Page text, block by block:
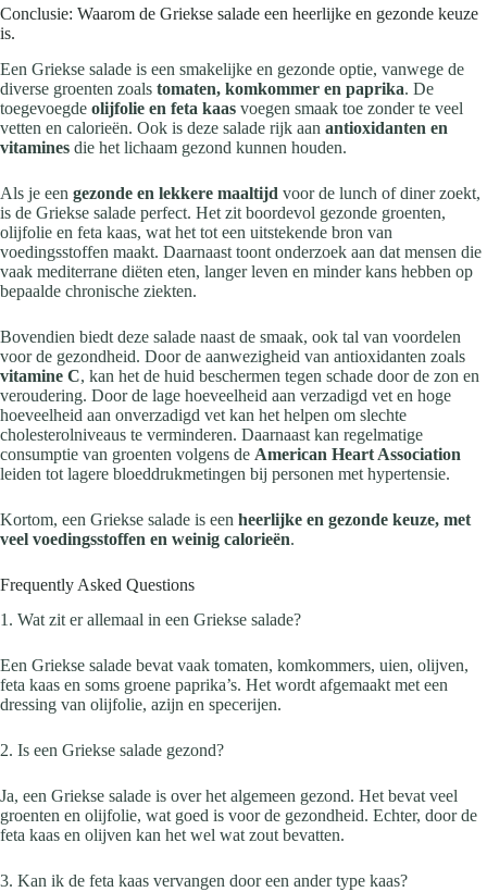
Conclusie: Waarom de Griekse salade een heerlijke en gezonde keuze
is.
Een Griekse salade is een smakelijke en gezonde optie, vanwege de
diverse groenten zoals tomaten, komkommer en paprika. De
toegevoegde olijfolie en feta kaas voegen smaak toe zonder te veel
vetten en calorieën. Ook is deze salade rijk aan antioxidanten en
vitamines die het lichaam gezond kunnen houden.
Als je een gezonde en lekkere maaltijd voor de lunch of diner zoekt,
is de Griekse salade perfect. Het zit boordevol gezonde groenten,
olijfolie en feta kaas, wat het tot een uitstekende bron van
voedingsstoffen maakt. Daarnaast toont onderzoek aan dat mensen die
vaak mediterrane diëten eten, langer leven en minder kans hebben op
bepaalde chronische ziekten.
Bovendien biedt deze salade naast de smaak, ook tal van voordelen
voor de gezondheid. Door de aanwezigheid van antioxidanten zoals
vitamine C, kan het de huid beschermen tegen schade door de zon en
veroudering. Door de lage hoeveelheid aan verzadigd vet en hoge
hoeveelheid aan onverzadigd vet kan het helpen om slechte
cholesterolniveaus te verminderen. Daarnaast kan regelmatige
consumptie van groenten volgens de American Heart Association
leiden tot lagere bloeddrukmetingen bij personen met hypertensie.
Kortom, een Griekse salade is een heerlijke en gezonde keuze, met
veel voedingsstoffen en weinig calorieën.
Frequently Asked Questions
1. Wat zit er allemaal in een Griekse salade?
Een Griekse salade bevat vaak tomaten, komkommers, uien, olijven,
feta kaas en soms groene paprika’s. Het wordt afgemaakt met een
dressing van olijfolie, azijn en specerijen.
2. Is een Griekse salade gezond?
Ja, een Griekse salade is over het algemeen gezond. Het bevat veel
groenten en olijfolie, wat goed is voor de gezondheid. Echter, door de
feta kaas en olijven kan het wel wat zout bevatten.
3. Kan ik de feta kaas vervangen door een ander type kaas?